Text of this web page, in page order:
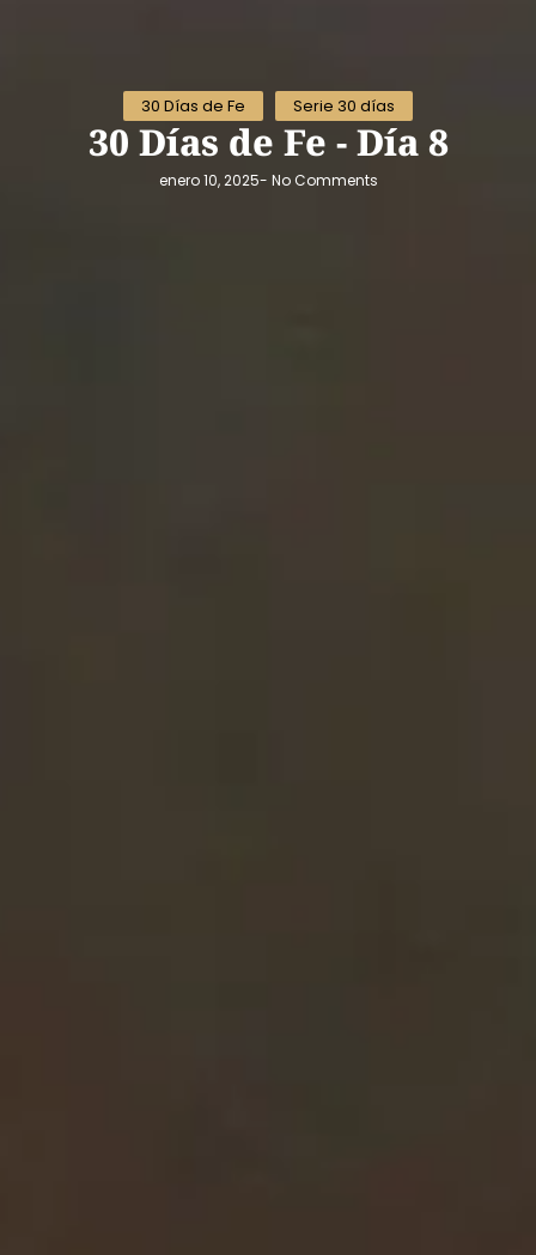
30 Días de Fe Serie 30 días
30 Días de Fe - Día 8
enero 10, 2025- No Comments